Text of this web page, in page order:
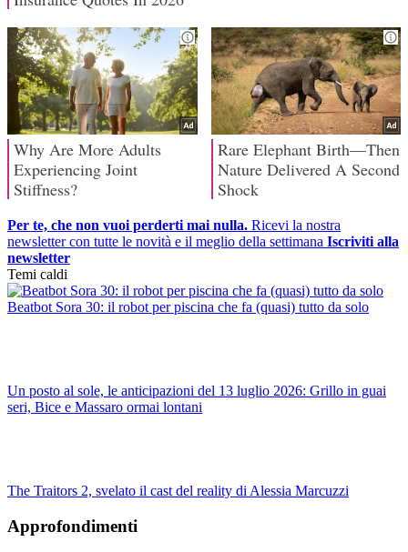
Per te, che non vuoi perderti mai nulla. Ricevi la nostra
newsletter con tutte le novità e il meglio della settimana Iscriviti alla
newsletter
Temi caldi
Beatbot Sora 30: il robot per piscina che fa (quasi) tutto da solo
Un posto al sole, le anticipazioni del 13 luglio 2026: Grillo in guai
seri, Bice e Massaro ormai lontani
The Traitors 2, svelato il cast del reality di Alessia Marcuzzi
Approfondimenti